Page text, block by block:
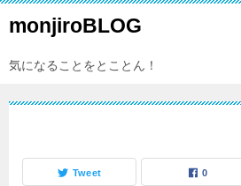
monjiroBLOG
気になることをとことん！
Tweet 0